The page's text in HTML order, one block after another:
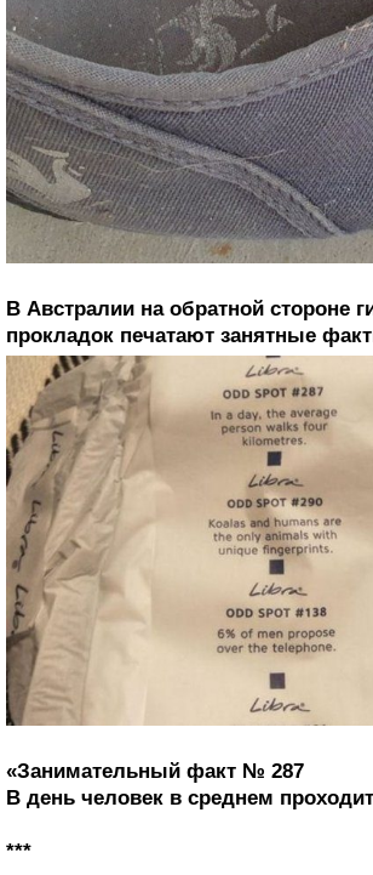
В Австралии на обратной стороне
прокладок печатают занятные
«Занимательный факт № 287
В день человек в среднем
***